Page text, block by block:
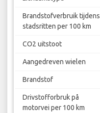
Brandstofverbruik tijdens
stadsritten per 100 km
CO2 uitstoot
Aangedreven wielen
Brandstof
Drivstofforbruk på
motorvei per 100 km